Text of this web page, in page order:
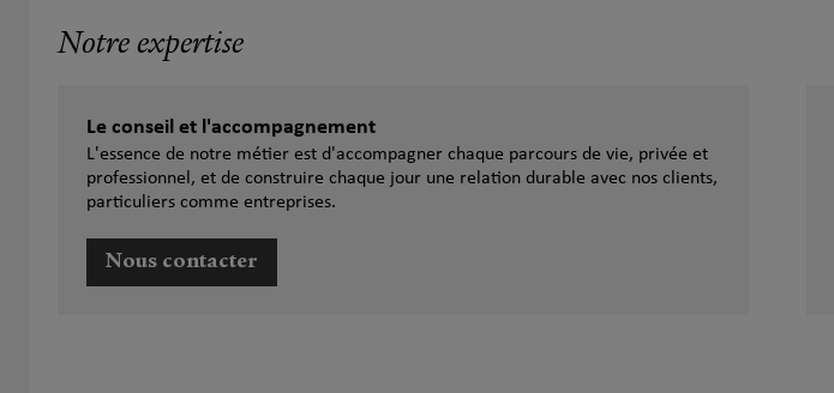
Notre expertise
Le conseil et l'accompagnement
L'essence de notre métier est d'accompagner chaque parcours de vie, privée et
professionnel, et de construire chaque jour une relation durable avec nos clients,
particuliers comme entreprises.
Nous contacter